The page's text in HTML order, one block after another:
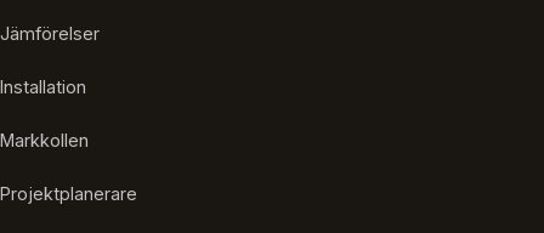
Jämförelser
Installation
Markkollen
Projektplanerare